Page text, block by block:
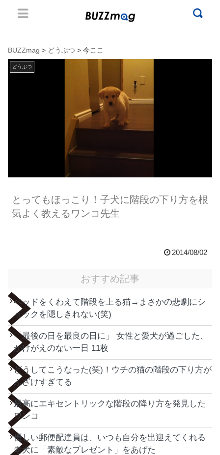
BUZZmag > どうぶつ > 今ここ
どうぶつ
とってもほっこり！子犬に階段の下り方を根
気よく教えるワンコ先生
2014/08/02
おすすめ記事
ベッドをくわえて階段を上る猫→まさかの悲劇にシ
ョックを隠しきれない(笑)
「最後の日を最良の日に」 女性と愛犬が過ごした、
かけがえのない一日 11枚
どうしてこうなった(笑)！ウチの猫の階段の下り方が
ふざけすぎてる
最高にエキセントリックな階段の降り方を発見した
ワンコ
優しい郵便配達員は、いつも自分を出迎えてくれる
老犬に「素敵なプレゼント」をあげた